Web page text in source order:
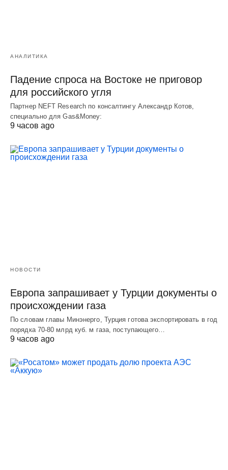
АНАЛИТИКА
Падение спроса на Востоке не приговор
для российского угля
Партнер NEFT Research по консалтингу Александр Котов,
специально для Gas&Money:
9 часов ago
НОВОСТИ
Европа запрашивает у Турции документы о
происхождении газа
По словам главы Минэнерго, Турция готова экспортировать в год
порядка 70-80 млрд куб. м газа, поступающего…
9 часов ago